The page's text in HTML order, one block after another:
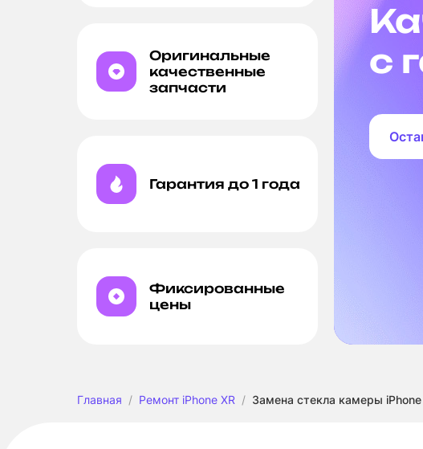
Оригинальные
качественные
запчасти
Гарантия до 1 года
Фиксированные
цены
с
Главная Ремонт iPhone XR Замена стекла камеры iPhone